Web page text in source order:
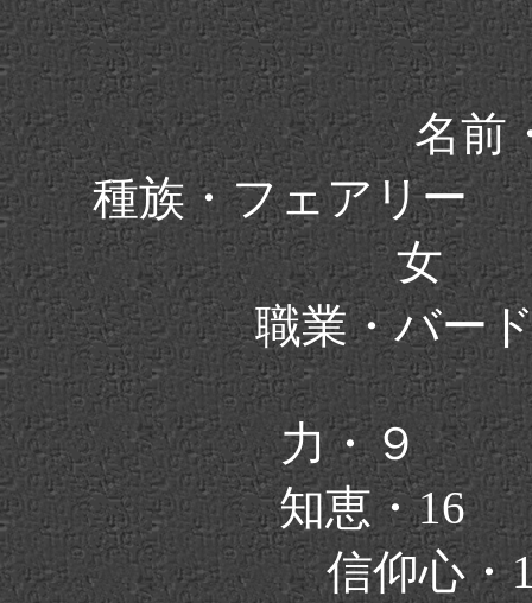
名前
種族・フェア
女
職業・バ
力・９
知恵・
信仰心